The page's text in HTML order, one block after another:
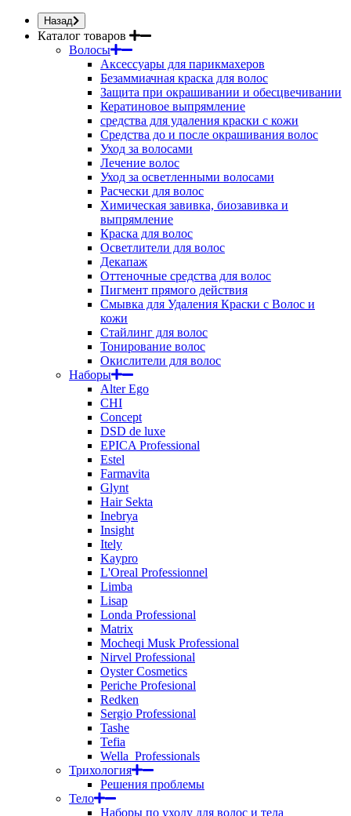
Назад
Каталог товаров
Волосы
Аксессуары для парикмахеров
Безаммиачная краска для волос
Защита при окрашивании и обесцвечивании
Кератиновое выпрямление
средства для удаления краски с кожи
Средства до и после окрашивания волос
Уход за волосами
Лечение волос
Уход за осветленными волосами
Расчески для волос
Химическая завивка, биозавивка и
выпрямление
Краска для волос
Осветлители для волос
Декапаж
Оттеночные средства для волос
Пигмент прямого действия
Смывка для Удаления Краски с Волос и
кожи
Стайлинг для волос
Тонирование волос
Окислители для волос
Наборы
Alter Ego
CHI
Concept
DSD de luxe
EPICA Professional
Estel
Farmavita
Glynt
Hair Sekta
Inebrya
Insight
Itely
Kaypro
L'Oreal Professionnel
Limba
Lisap
Londa Professional
Matrix
Mocheqi Musk Professional
Nirvel Professional
Oyster Cosmetics
Periche Profesional
Redken
Sergio Professional
Tashe
Tefia
Wella_Professionals
Трихология
Решения проблемы
Тело
Наборы по уходу для волос и тела